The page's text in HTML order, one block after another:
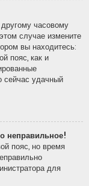
часовому
случае измените
вы находитесь:
пояс, как и
сейчас удачный
неправильное!
пояс, но время
для